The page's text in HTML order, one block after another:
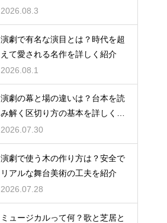
説
2026.08.3
演劇で有名な演目とは？時代を超
えて愛される名作を詳しく紹介
2026.08.1
演劇の幕と場の違いは？台本を読
み解く区切り方の基本を詳しく解
説
2026.07.30
演劇で使う木の作り方は？安全で
リアルな舞台美術の工夫を紹介
2026.07.28
ミュージカルって何？歌と芝居と